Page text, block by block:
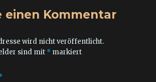
einen Kommentar
wird nicht veröffentlicht.
sind mit * markiert